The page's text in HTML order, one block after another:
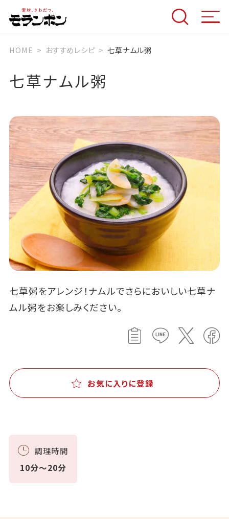
HOME おすすめレシピ 七草ナムル粥
七草ナムル粥
七草粥をアレンジ！ナムルでさらにおいしい七草ナ
ムル粥をお楽しみください。
お気に入りに登録
調理時間
10分～20分